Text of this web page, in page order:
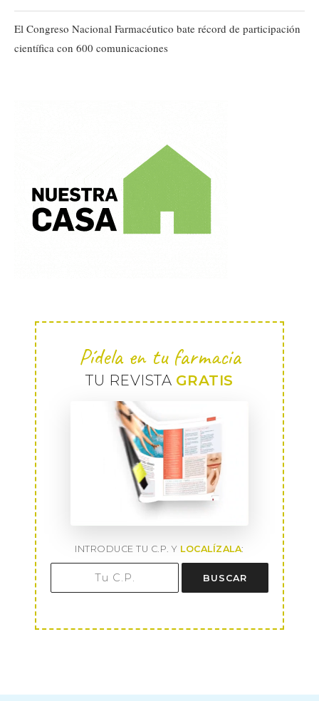
El Congreso Nacional Farmacéutico bate récord de participación
científica con 600 comunicaciones
Pídela en tu farmacia
TU REVISTA GRATIS
INTRODUCE TU C.P. Y LOCALÍZALA:
BUSCAR